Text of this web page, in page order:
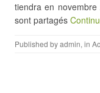
tiendra en
sont partagés
Published byadmin, in